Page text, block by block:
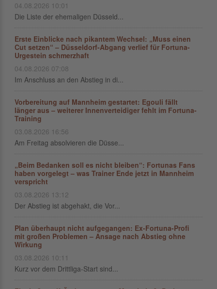
04.08.2026 10:01
Die Liste der ehemaligen Düsseld...
Erste Einblicke nach pikantem Wechsel: „Muss einen
Cut setzen“ – Düsseldorf-Abgang verlief für Fortuna-
Urgestein schmerzhaft
04.08.2026 07:08
Im Anschluss an den Abstieg in di...
Vorbereitung auf Mannheim gestartet: Egouli fällt
länger aus – weiterer Innenverteidiger fehlt im Fortuna-
Training
03.08.2026 16:56
Am Freitag absolvieren die Düsse...
„Beim Bedanken soll es nicht bleiben“: Fortunas Fans
haben vorgelegt – was Trainer Ende jetzt in Mannheim
verspricht
03.08.2026 13:12
Der Abstieg ist abgehakt, die Vor...
Plan überhaupt nicht aufgegangen: Ex-Fortuna-Profi
mit großen Problemen – Ansage nach Abstieg ohne
Wirkung
03.08.2026 10:11
Kurz vor dem Drittliga-Start sind...